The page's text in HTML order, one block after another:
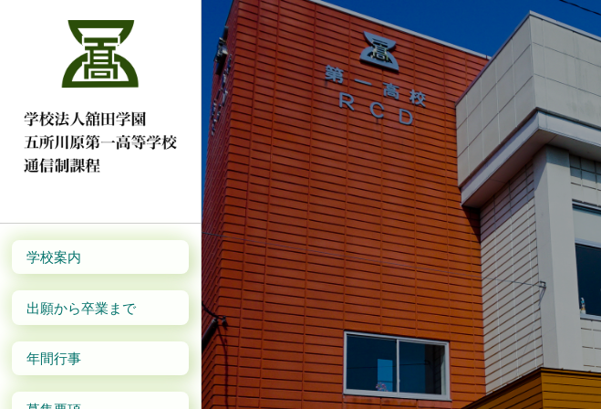
学校案内
出願から卒業まで
年間行事